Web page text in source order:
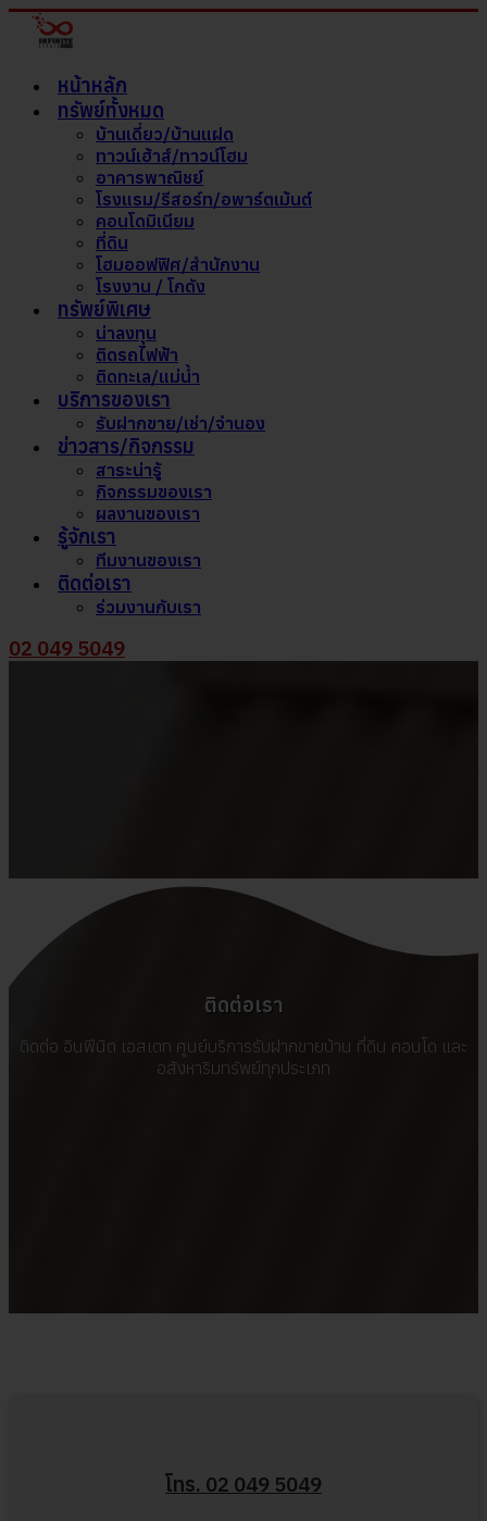
หน้าหลัก
ทรัพย์ทั้งหมด
บ้านเดี่ยว/บ้านแฝด
ทาวน์เฮ้าส์/ทาวน์โฮม
อาคารพาณิชย์
โรงแรม/รีสอร์ท/อพาร์ตเม้นต์
คอนโดมิเนียม
ที่ดิน
โฮมออฟฟิศ/สำนักงาน
โรงงาน / โกดัง
ทรัพย์พิเศษ
น่าลงทุน
ติดรถไฟฟ้า
ติดทะเล/แม่น้ำ
บริการของเรา
รับฝากขาย/เช่า/จำนอง
ข่าวสาร/กิจกรรม
สาระน่ารู้
กิจกรรมของเรา
ผลงานของเรา
รู้จักเรา
ทีมงานของเรา
ติดต่อเรา
ร่วมงานกับเรา
02 049 5049
ติดต่อเรา
ติดต่อ อินฟีนิต เอสเตท ศูนย์บริการรับฝากขายบ้าน ที่ดิน คอนโด และ
อสังหาริมทรัพย์ทุกประเภท
โทร. 02 049 5049